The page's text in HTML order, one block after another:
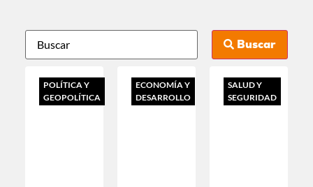
Buscar
POLÍTICA Y
GEOPOLÍTICA
ECONOMÍA Y
DESARROLLO
SALUD Y
SEGURIDAD